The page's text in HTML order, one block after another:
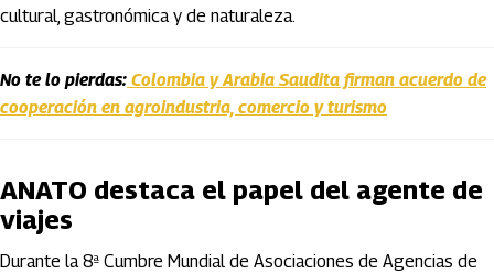
cultural, gastronómica y de naturaleza.
No te lo pierdas: Colombia y Arabia Saudita firman acuerdo de
cooperación en agroindustria, comercio y turismo
ANATO destaca el papel del agente de
viajes
Durante la 8ª Cumbre Mundial de Asociaciones de Agencias de